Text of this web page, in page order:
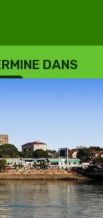
DANS
--